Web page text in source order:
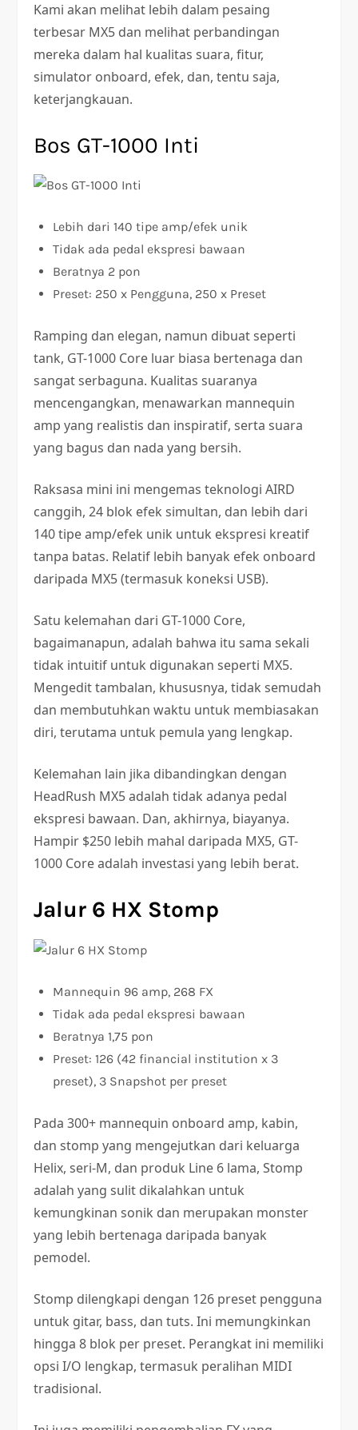
Kami akan melihat lebih dalam pesaing
terbesar MX5 dan melihat perbandingan
mereka dalam hal kualitas suara, fitur,
simulator onboard, efek, dan, tentu saja,
keterjangkauan.
Bos GT-1000 Inti
Lebih dari 140 tipe amp/efek unik
Tidak ada pedal ekspresi bawaan
Beratnya 2 pon
Preset: 250 x Pengguna, 250 x Preset
Ramping dan elegan, namun dibuat seperti
tank, GT-1000 Core luar biasa bertenaga dan
sangat serbaguna. Kualitas suaranya
mencengangkan, menawarkan mannequin
amp yang realistis dan inspiratif, serta suara
yang bagus dan nada yang bersih.
Raksasa mini ini mengemas teknologi AIRD
canggih, 24 blok efek simultan, dan lebih dari
140 tipe amp/efek unik untuk ekspresi kreatif
tanpa batas. Relatif lebih banyak efek onboard
daripada MX5 (termasuk koneksi USB).
Satu kelemahan dari GT-1000 Core,
bagaimanapun, adalah bahwa itu sama sekali
tidak intuitif untuk digunakan seperti MX5.
Mengedit tambalan, khususnya, tidak semudah
dan membutuhkan waktu untuk membiasakan
diri, terutama untuk pemula yang lengkap.
Kelemahan lain jika dibandingkan dengan
HeadRush MX5 adalah tidak adanya pedal
ekspresi bawaan. Dan, akhirnya, biayanya.
Hampir $250 lebih mahal daripada MX5, GT-
1000 Core adalah investasi yang lebih berat.
Jalur 6 HX Stomp
Mannequin 96 amp, 268 FX
Tidak ada pedal ekspresi bawaan
Beratnya 1,75 pon
Preset: 126 (42 financial institution x 3
preset), 3 Snapshot per preset
Pada 300+ mannequin onboard amp, kabin,
dan stomp yang mengejutkan dari keluarga
Helix, seri-M, dan produk Line 6 lama, Stomp
adalah yang sulit dikalahkan untuk
kemungkinan sonik dan merupakan monster
yang lebih bertenaga daripada banyak
pemodel.
Stomp dilengkapi dengan 126 preset pengguna
untuk gitar, bass, dan tuts. Ini memungkinkan
hingga 8 blok per preset. Perangkat ini memiliki
opsi I/O lengkap, termasuk peralihan MIDI
tradisional.